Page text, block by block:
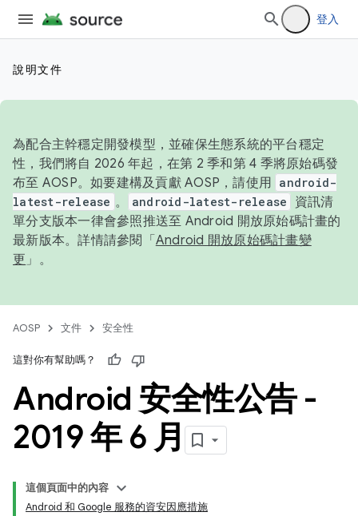
登入
說明文件
為配合主幹穩定開發模型，並確保生態系統的平台穩定
性，我們將自 2026 年起，在第 2 季和第 4 季將原始碼發
布至 AOSP。如要建構及貢獻 AOSP，請使用 android-
latest-release 。 android-latest-release
資訊清
單分支版本一律會參照推送至 Android 開放原始碼計畫的
最新版本。詳情請參閱「 Android 開放原始碼計畫變
更 」。
AOSP 文件 安全性
這對你有幫助嗎？
Android 安全性公告 -
2019 年 6 月
這個頁面中的內容
Android 和 Google 服務的資安因應措施